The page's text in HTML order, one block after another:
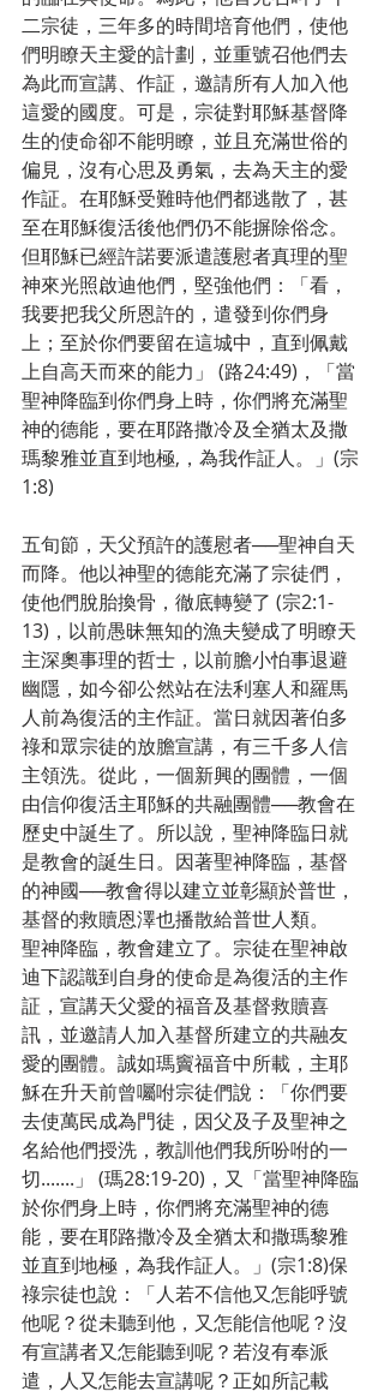
二宗徒，三年多的時間培育他們，使他
們明瞭天主愛的計劃，並重號召他們去
為此而宣講、作証，邀請所有人加入他
這愛的國度。可是，宗徒對耶穌基督降
生的使命卻不能明瞭，並且充滿世俗的
偏見，沒有心思及勇氣，去為天主的愛
作証。在耶穌受難時他們都逃散了，甚
至在耶穌復活後他們仍不能摒除俗念。
但耶穌已經許諾要派遣護慰者真理的聖
神來光照啟迪他們，堅強他們：「看，
我要把我父所恩許的，遣發到你們身
上；至於你們要留在這城中，直到佩戴
上自高天而來的能力」 (路24:49)，「當
聖神降臨到你們身上時，你們將充滿聖
神的德能，要在耶路撒冷及全猶太及撒
瑪黎雅並直到地極,，為我作証人。」(宗
1:8)
五旬節，天父預許的護慰者──聖神自天
而降。他以神聖的德能充滿了宗徒們，
使他們脫胎換骨，徹底轉變了 (宗2:1-
13)，以前愚昧無知的漁夫變成了明瞭天
主深奧事理的哲士，以前膽小怕事退避
幽隱，如今卻公然站在法利塞人和羅馬
人前為復活的主作証。當日就因著伯多
祿和眾宗徒的放膽宣講，有三千多人信
主領洗。從此，一個新興的團體，一個
由信仰復活主耶穌的共融團體──教會在
歷史中誕生了。所以說，聖神降臨日就
是教會的誕生日。因著聖神降臨，基督
的神國──教會得以建立並彰顯於普世，
基督的救贖恩澤也播散給普世人類。
聖神降臨，教會建立了。宗徒在聖神啟
迪下認識到自身的使命是為復活的主作
証，宣講天父愛的福音及基督救贖喜
訊，並邀請人加入基督所建立的共融友
愛的團體。誠如瑪竇福音中所載，主耶
穌在升天前曾囑咐宗徒們說：「你們要
去使萬民成為門徒，因父及子及聖神之
名給他們授洗，教訓他們我所吩咐的一
切.......」 (瑪28:19-20)，又「當聖神降臨
於你們身上時，你們將充滿聖神的德
能，要在耶路撒冷及全猶太和撒瑪黎雅
並直到地極，為我作証人。」(宗1:8)保
祿宗徒也說：「人若不信他又怎能呼號
他呢？從未聽到他，又怎能信他呢？沒
有宣講者又怎能聽到呢？若沒有奉派
遣，人又怎能去宣講呢？正如所記載